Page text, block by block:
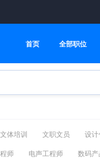
首页 全部职位
文体培训 文职文员 设
机械仪表 咨询顾问
师 电声工程师
数码